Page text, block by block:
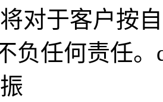
对于客户按
负任何责任。